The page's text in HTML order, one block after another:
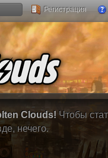
Регистрация
Clouds! Чтобы
нечего.